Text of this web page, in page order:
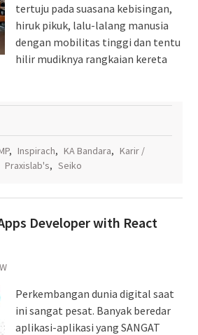
tertuju pada suasana kebisingan,
hiruk pikuk, lalu-lalang manusia
dengan mobilitas tinggi dan tentu
hilir mudiknya rangkaian kereta
, Inspirach, KA Bandara, Karir /
Praxislab's, Seiko
Developer with React
Perkembangan dunia digital saat
ini sangat pesat. Banyak beredar
aplikasi-aplikasi yang SANGAT